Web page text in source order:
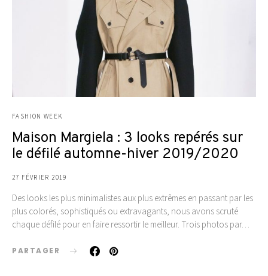
FASHION WEEK
Maison Margiela : 3 looks repérés sur
le défilé automne-hiver 2019/2020
27 FÉVRIER 2019
Des looks les plus minimalistes aux plus extrêmes en passant par les
plus colorés, sophistiqués ou extravagants, nous avons scruté
chaque défilé pour en faire ressortir le meilleur. Trois photos par…
PARTAGER